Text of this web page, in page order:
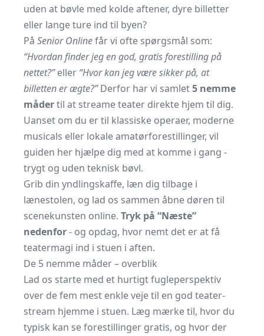
uden at bøvle med kolde aftener, dyre billetter
eller lange ture ind til byen?
På Senior Onlinefår vi ofte spørgsmål som:
“Hvordan finder jeg en god, gratis forestilling på
nettet?”eller “Hvor kan jeg være sikker på, at
billetten er ægte?”Derfor har vi samlet5 nemme
mådertil at streame teater direkte hjem til dig.
Uanset om du er til klassiske operaer, moderne
musicals eller lokale amatørforestillinger, vil
guiden her hjælpe dig med at komme i gang -
trygt og uden teknisk bøvl.
Grib din yndlingskaffe, læn dig tilbage i
lænestolen, og lad os sammen åbne døren til
scenekunsten online. Tryk på “Næste”
nedenfor- og opdag, hvor nemt det er at få
teatermagi ind i stuen i aften.
De 5 nemme måder – overblik
Lad os starte med et hurtigt fugleperspektiv
over de fem mest enkle veje til en god teater­
stream hjemme i stuen. Læg mærke til, hvor du
typisk kan se forestillinger gratis, og hvor der